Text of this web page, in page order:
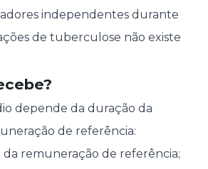
independentes durante
de tuberculose não existe
depende da duração da
de referência:
da remuneração de referência;